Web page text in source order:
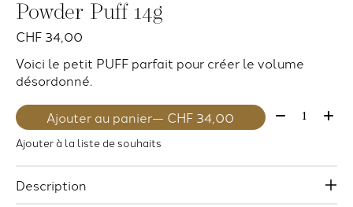
Powder Puff 14g
CHF 34,00
Voici le petit PUFF parfait pour créer le volume
désordonné.
Ajouter au panier — CHF 34,00 Quantité:
Ajouter à la liste de souhaits
Description